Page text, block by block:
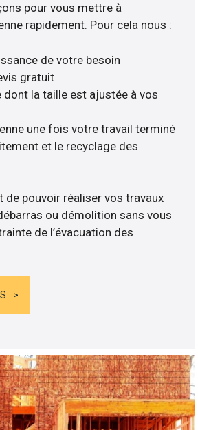
pour vous mettre à
rapidement. Pour cela nous :
de votre besoin
gratuit
dont la taille est ajustée à vos
une fois votre travail terminé
et le recyclage des
de pouvoir réaliser vos travaux
ou démolition sans vous
de l’évacuation des